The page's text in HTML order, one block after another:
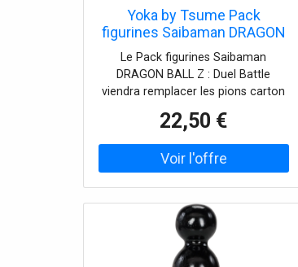
Yoka by Tsume Pack
figurines Saibaman DRAGON
BALL Z : Duel Battle
Le Pack figurines Saibaman
DRAGON BALL Z : Duel Battle
viendra remplacer les pions carton
version plastique. Dès 10 ans.
22,50 €